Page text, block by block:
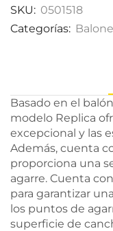
SKU: 0501518
Categorías:
Basado en el
modelo Replica
excepcional y las
Además, cuenta
proporciona una
agarre. Cuenta
para garantizar
los puntos de
superficie de